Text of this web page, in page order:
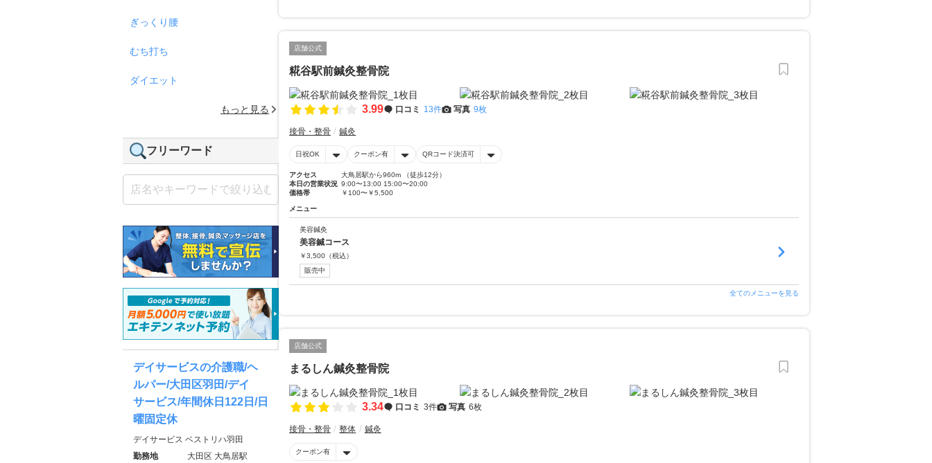
店舗公式
糀谷駅前鍼灸整骨院
3.99 口コミ 13件 写真 9枚
接骨・整骨 鍼灸
日祝OK クーポン有 QRコード決済可
アクセス
大鳥居駅から960m （徒歩12分）
本日の営業状況 9:00〜13:00 15:00〜20:00
価格帯
￥100〜￥5,500
メニュー
美容鍼灸
美容鍼コース
￥3,500 （税込）
販売中
全てのメニューを見る
店舗公式
まるしん鍼灸整骨院
3.34 口コミ 3件 写真 6枚
接骨・整骨 整体 鍼灸
クーポン有
ぎっくり腰
むち打ち
ダイエット
もっと見る
フリーワード
デイサービスの介護職/ヘ
ルパー/大田区羽田/デイ
サービス/年間休日122日/日
曜固定休
デイサービス ベストリハ羽田
勤務地
大田区 大鳥居駅